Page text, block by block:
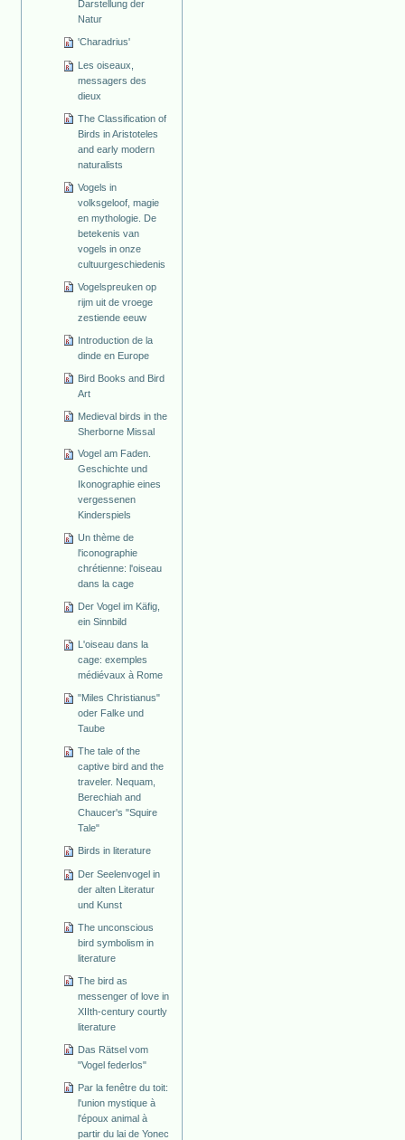
Darstellung der
Natur
'Charadrius'
Les oiseaux,
messagers des
dieux
The Classification of
Birds in Aristoteles
and early modern
naturalists
Vogels in
volksgeloof, magie
en mythologie. De
betekenis van
vogels in onze
cultuurgeschiedenis
Vogelspreuken op
rijm uit de vroege
zestiende eeuw
Introduction de la
dinde en Europe
Bird Books and Bird
Art
Medieval birds in the
Sherborne Missal
Vogel am Faden.
Geschichte und
Ikonographie eines
vergessenen
Kinderspiels
Un thème de
l'iconographie
chrétienne: l'oiseau
dans la cage
Der Vogel im Käfig,
ein Sinnbild
L'oiseau dans la
cage: exemples
médiévaux à Rome
"Miles Christianus"
oder Falke und
Taube
The tale of the
captive bird and the
traveler. Nequam,
Berechiah and
Chaucer's "Squire
Tale"
Birds in literature
Der Seelenvogel in
der alten Literatur
und Kunst
The unconscious
bird symbolism in
literature
The bird as
messenger of love in
XIIth-century courtly
literature
Das Rätsel vom
"Vogel federlos"
Par la fenêtre du toit:
l'union mystique à
l'époux animal à
partir du lai de Yonec